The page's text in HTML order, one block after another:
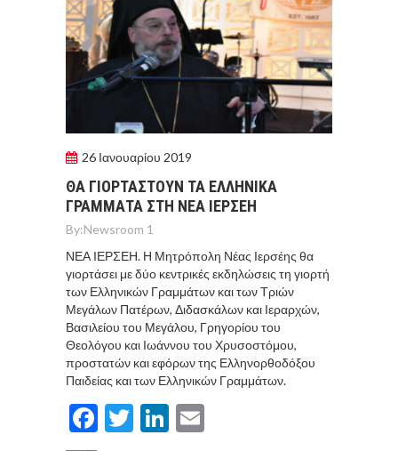
26 Ιανουαρίου 2019
ΘΑ ΓΙΟΡΤΑΣΤΟΥΝ ΤΑ ΕΛΛΗΝΙΚΑ
ΓΡΑΜΜΑΤΑ ΣΤΗ ΝΕΑ ΙΕΡΣΕΗ
By:Newsroom 1
ΝΕΑ ΙΕΡΣΕΗ. Η Μητρόπολη Νέας Ιερσέης θα
γιορτάσει με δύο κεντρικές εκδηλώσεις τη γιορτή
των Ελληνικών Γραμμάτων και των Τριών
Μεγάλων Πατέρων, Διδασκάλων και Ιεραρχών,
Βασιλείου του Μεγάλου, Γρηγορίου του
Θεολόγου και Ιωάννου του Χρυσοστόμου,
προστατών και εφόρων της Ελληνορθοδόξου
Παιδείας και των Ελληνικών Γραμμάτων.
Facebook
TwitterLinkedIn